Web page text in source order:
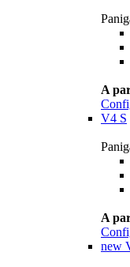
A
V4 S
A
new